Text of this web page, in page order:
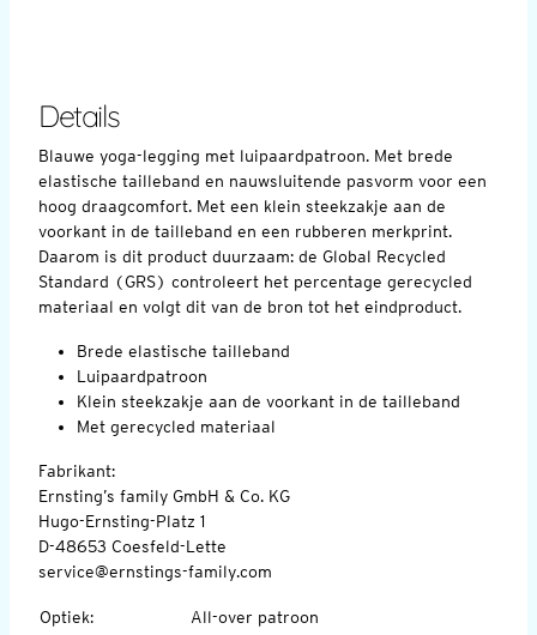
Details
Blauwe yoga-legging met luipaardpatroon. Met brede
elastische tailleband en nauwsluitende pasvorm voor een
hoog draagcomfort. Met een klein steekzakje aan de
voorkant in de tailleband en een rubberen merkprint.
Daarom is dit product duurzaam: de Global Recycled
Standard (GRS) controleert het percentage gerecycled
materiaal en volgt dit van de bron tot het eindproduct.
Brede elastische tailleband
Luipaardpatroon
Klein steekzakje aan de voorkant in de tailleband
Met gerecycled materiaal
Fabrikant:
Ernsting’s family GmbH & Co. KG
Hugo-Ernsting-Platz 1
D-48653 Coesfeld-Lette
service@ernstings-family.com
Optiek: All-over patroon